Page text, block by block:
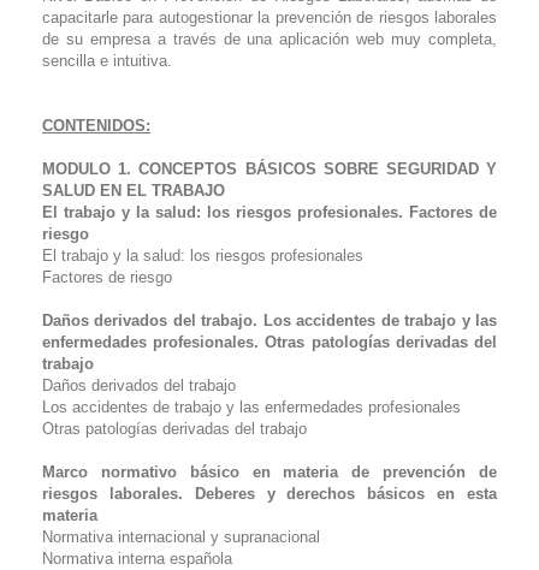
capacitarle para autogestionar la prevención de riesgos laborales
de su empresa a través de una aplicación web muy completa,
sencilla e intuitiva.
CONTENIDOS:
MODULO 1. CONCEPTOS BÁSICOS SOBRE SEGURIDAD Y
SALUD EN EL TRABAJO
El trabajo y la salud: los riesgos profesionales. Factores de
riesgo
El trabajo y la salud: los riesgos profesionales
Factores de riesgo
Daños derivados del trabajo. Los accidentes de trabajo y las
enfermedades profesionales. Otras patologías derivadas del
trabajo
Daños derivados del trabajo
Los accidentes de trabajo y las enfermedades profesionales
Otras patologías derivadas del trabajo
Marco normativo básico en materia de prevención de
riesgos laborales. Deberes y derechos básicos en esta
materia
Normativa internacional y supranacional
Normativa interna española